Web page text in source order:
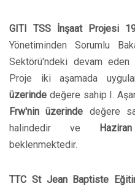
GITI TSS İnşaat Projesi
Yönetiminden Sorumlu
Sektörü'ndeki devam eden
Proje iki aşamada
üzerinde değere sahip I.
Frw'nin üzerinde değere
halindedir ve
beklenmektedir.
TTC St Jean Baptiste